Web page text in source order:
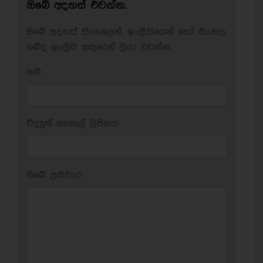
ඔබේ අදහස් එවන්න.